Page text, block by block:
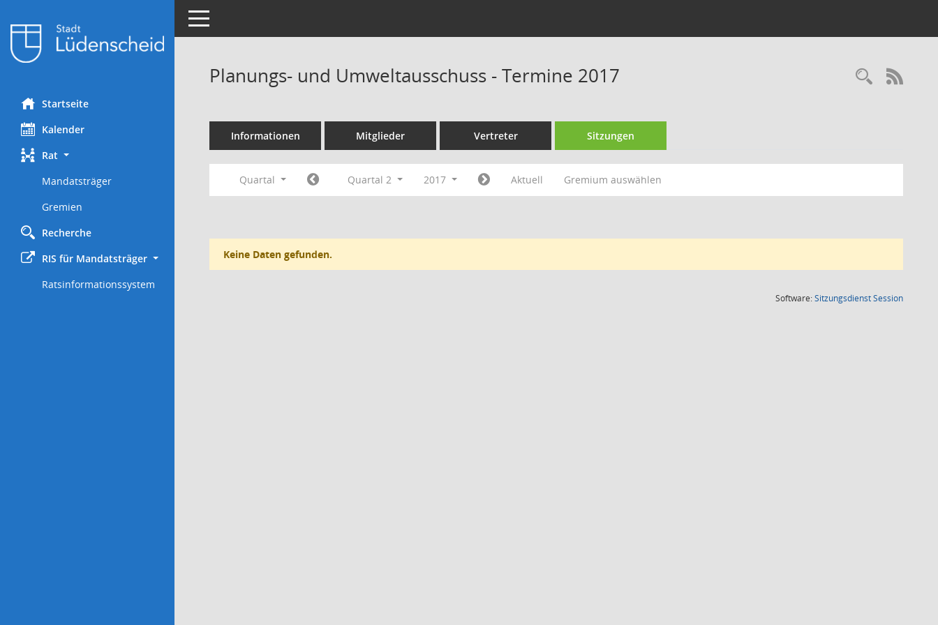
Startseite
Kalender
Rat
Mandatsträger
Gremien
Recherche
RIS für Mandatsträger
Ratsinformationssystem
Toggle navigation
Planungs- und Umweltausschuss - Termine 2017
Informationen Mitglieder Vertreter Sitzungen
Quartal Quartal 2 2017 Aktuell Gremium auswählen
Keine Daten gefunden.
Software:SitzungsdienstSession(Wird in